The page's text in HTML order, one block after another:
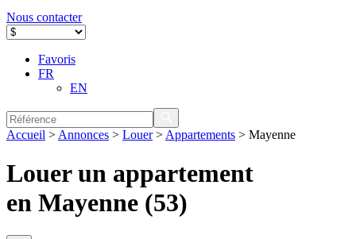
Nous contacter
Favoris
FR
EN
Accueil > Annonces > Louer> Appartements > Mayenne
Louer un appartement
en Mayenne (53)